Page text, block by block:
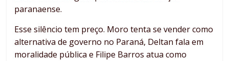
paranaense.
Esse silêncio tem preço. Moro tenta se vender como
alternativa de governo no Paraná, Deltan fala em
moralidade pública e Filipe Barros atua como